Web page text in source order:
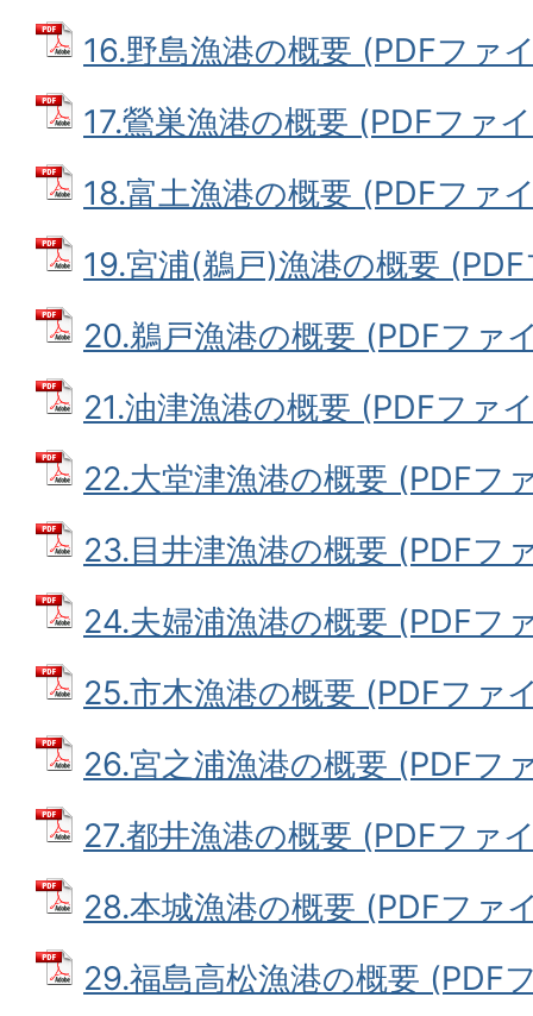
16.野島漁港の概要 (PDFファ
17.鶯巣漁港の概要 (PDFファ
18.富土漁港の概要 (PDFファ
19.宮浦(鵜戸)漁港の概要
20.鵜戸漁港の概要 (PDFファ
21.油津漁港の概要 (PDFファ
22.大堂津漁港の概要 (PDFフ
23.目井津漁港の概要 (PDFフ
24.夫婦浦漁港の概要 (PDFフ
25.市木漁港の概要 (PDFファ
26.宮之浦漁港の概要 (PDFフ
27.都井漁港の概要 (PDFファ
28.本城漁港の概要 (PDFファ
29.福島高松漁港の概要 (PDF